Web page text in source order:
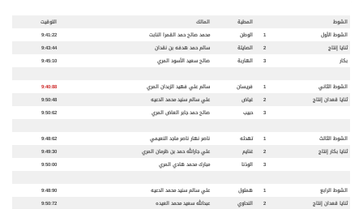
الشوط المطية المالك
التوقيت
الشوط الأول
1 الوطن محمد صالح حمد القمرا النابت
9:41:22
ثنايا إنتاج
2 الصايلة سالم حمد هدفه بن نقدان
9:43:44
بكار
3 الهاربة صالح سعيد الأسود المري 9:45:10
الشوط الثاني 1 فريسان سالم علي فهيد الزبدان المري
9:40:88
ثنايا قعدان إنتاج
2 غياض علي سالم سنيد محمد الدعيه
9:50:48
3
حبيب صالح حمد جابر العاض المري 9:50:62
الشوط الثالث 1 تهدئه ناصر نهار ناصر ماجد النعيمي
9:48:62
ثنايا بكار إنتاج
2 غنايم علي جارالله حمد بن ظرمان المري
9:49:30
3
الوذنا مبارك محمد هادي المري 9:50:00
الشوط الرابع 1 هملول علي سالم سنيد محمد الدعيه
9:48:90
ثنايا قعدان إنتاج
2 النحاوي عبدالله سعيد محمد العيده
9:50:72